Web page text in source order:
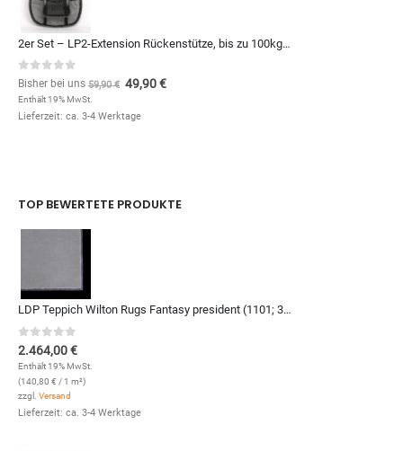
2er Set – LP2-Extension Rückenstütze, bis zu 100kg – 10€ günstiger
0out of 5
Bisher bei uns 59,90€ 49,90€
Enthält 19% MwSt.
Lieferzeit: ca. 3-4 Werktage
TOP BEWERTETE PRODUKTE
LDP Teppich Wilton Rugs Fantasy president (1101; 350 x 500 cm)
0 out of 5
2.464,00€
Enthält 19% MwSt.
(140,80 € / 1 m²)
zzgl. Versand
Lieferzeit: ca. 3-4 Werktage